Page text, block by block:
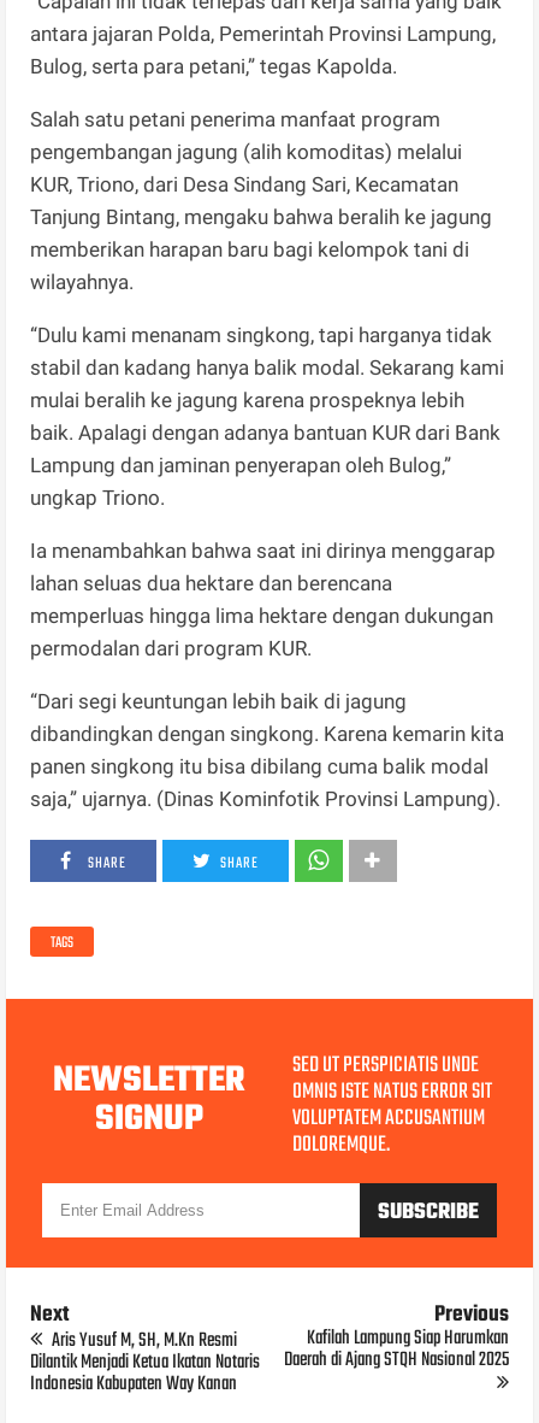
antara jajaran Polda, Pemerintah Provinsi Lampung,
Bulog, serta para petani,” tegas Kapolda.
Salah satu petani penerima manfaat program
pengembangan jagung (alih komoditas) melalui
KUR, Triono, dari Desa Sindang Sari, Kecamatan
Tanjung Bintang, mengaku bahwa beralih ke jagung
memberikan harapan baru bagi kelompok tani di
wilayahnya.
“Dulu kami menanam singkong, tapi harganya tidak
stabil dan kadang hanya balik modal. Sekarang kami
mulai beralih ke jagung karena prospeknya lebih
baik. Apalagi dengan adanya bantuan KUR dari Bank
Lampung dan jaminan penyerapan oleh Bulog,”
ungkap Triono.
Ia menambahkan bahwa saat ini dirinya menggarap
lahan seluas dua hektare dan berencana
memperluas hingga lima hektare dengan dukungan
permodalan dari program KUR.
“Dari segi keuntungan lebih baik di jagung
dibandingkan dengan singkong. Karena kemarin kita
panen singkong itu bisa dibilang cuma balik modal
saja,” ujarnya. (Dinas Kominfotik Provinsi Lampung).
SHARE SHARE
TAGS
NEWSLETTER
SIGNUP
SED UT PERSPICIATIS UNDE
OMNIS ISTE NATUS ERROR SIT
VOLUPTATEM ACCUSANTIUM
DOLOREMQUE.
Next
Aris Yusuf M, SH, M.Kn Resmi
Dilantik Menjadi Ketua Ikatan Notaris
Indonesia Kabupaten Way Kanan
Previous
Kafilah Lampung Siap Harumkan
Daerah di Ajang STQH Nasional 2025